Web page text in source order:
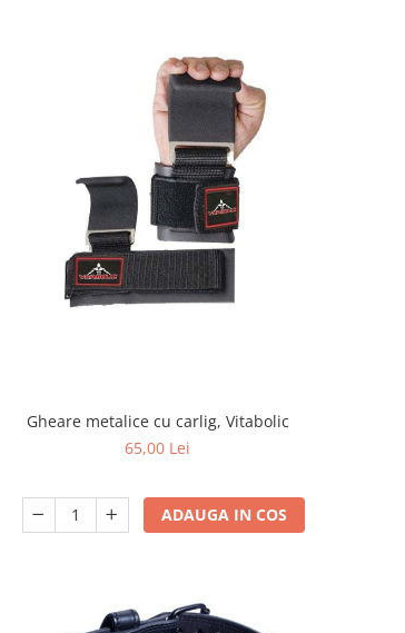
Gheare metalice cu carlig, Vitabolic
65,00 Lei
ADAUGA IN COS